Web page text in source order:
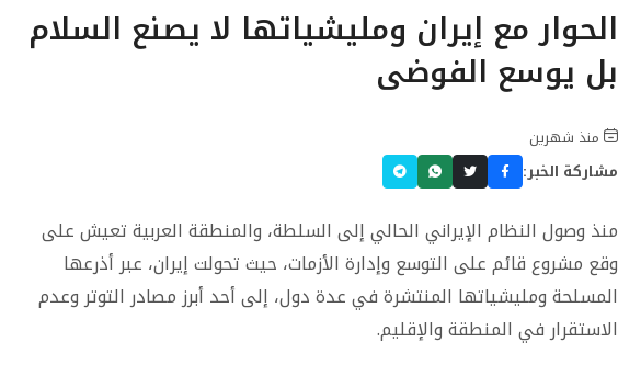
الحوار مع إيران ومليشياتها لا يصنع السلام
بل يوسع الفوضى
منذ شهرين
مشاركة الخبر:
منذ وصول النظام الإيراني الحالي إلى السلطة، والمنطقة العربية تعيش على
وقع مشروع قائم على التوسع وإدارة الأزمات، حيث تحولت إيران، عبر أذرعها
المسلحة ومليشياتها المنتشرة في عدة دول، إلى أحد أبرز مصادر التوتر وعدم
الاستقرار في المنطقة والإقليم.